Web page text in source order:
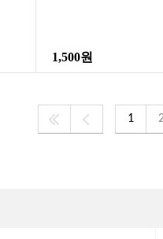
1,500원
1